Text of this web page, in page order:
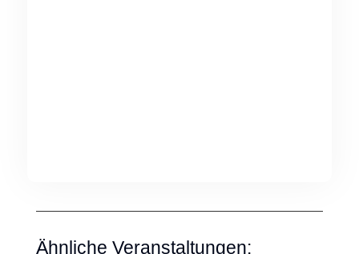
Ähnliche Veranstaltungen: